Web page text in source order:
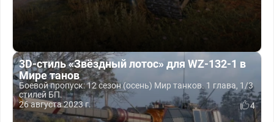
3D-стиль «Звёздный лотос» для WZ-132-1 в
Мире танов
Боевой пропуск: 12 сезон (осень) Мир танков. 1 глава, 1/3
стилей БП.
26 августа 2023 г.
4